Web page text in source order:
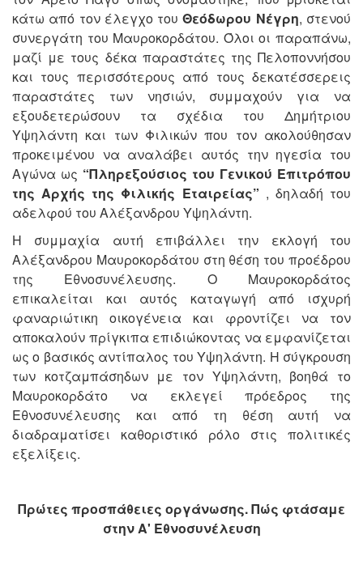
κάτω από τον έλεγχο τουΘεόδωρου Νέγρη, στενού
συνεργάτη του Μαυροκορδάτου. Όλοι οι παραπάνω,
μαζί με τους δέκα παραστάτες της Πελοποννήσου
και τους περισσότερους από τους δεκατέσσερεις
παραστάτες των νησιών, συμμαχούν για να
εξουδετερώσουν τα σχέδια του Δημήτριου
Υψηλάντη και των Φιλικών που τον ακολούθησαν
προκειμένου να αναλάβει αυτός την ηγεσία του
Αγώνα ως “Πληρεξούσιος του Γενικού Επιτρόπου
της Αρχής της Φιλικής Εταιρείας” , δηλαδή του
αδελφού του Αλέξανδρου Υψηλάντη.
Η συμμαχία αυτή επιβάλλει την εκλογή του
Αλέξανδρου Μαυροκορδάτου στη θέση του προέδρου
της Εθνοσυνέλευσης. Ο Μαυροκορδάτος
επικαλείται και αυτός καταγωγή από ισχυρή
φαναριώτικη οικογένεια και φροντίζει να τον
αποκαλούν πρίγκιπα επιδιώκοντας να εμφανίζεται
ως ο βασικός αντίπαλος του Υψηλάντη. Η σύγκρουση
των κοτζαμπάσηδων με τον Υψηλάντη, βοηθά το
Μαυροκορδάτο να εκλεγεί πρόεδρος της
Εθνοσυνέλευσης και από τη θέση αυτή να
διαδραματίσει καθοριστικό ρόλο στις πολιτικές
εξελίξεις.
Πρώτες προσπάθειες οργάνωσης. Πώς φτάσαμε
στην Α' Εθνοσυνέλευση